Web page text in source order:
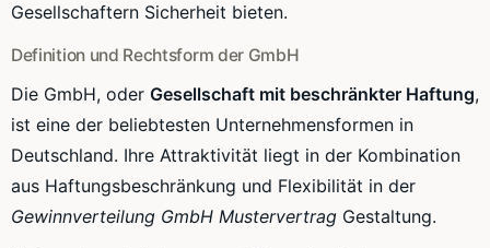
Gesellschaftern Sicherheit bieten.
Definition und Rechtsform der GmbH
Die GmbH, oder Gesellschaft mit beschränkter Haftung,
ist eine der beliebtesten Unternehmensformen in
Deutschland. Ihre Attraktivität liegt in der Kombination
aus Haftungsbeschränkung und Flexibilität in der
Gewinnverteilung GmbH Mustervertrag Gestaltung.